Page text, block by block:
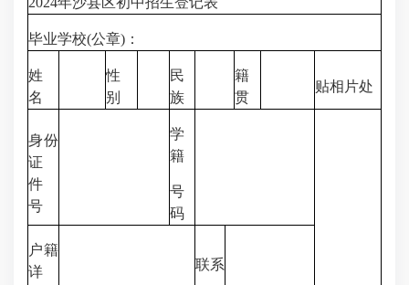
毕业学校(公章)：
姓
名
性
别
民
族
籍
贯
贴相片处
身份
证
件
号
学
籍
号
码
户籍
详
联系